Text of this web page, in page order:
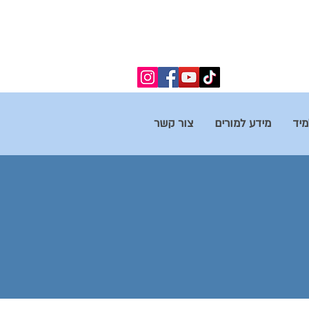
מידע למורים צור קשר